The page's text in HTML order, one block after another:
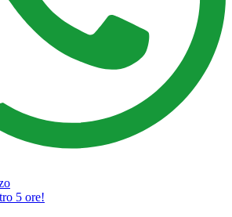
5 ore!